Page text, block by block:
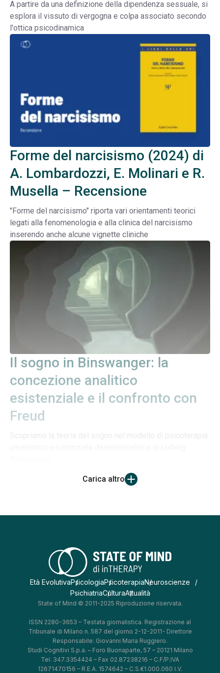
A partire da una definizione della dipendenza sessuale, si
esplora il vissuto di vergogna e colpa associato secondo
l'ottica psicodinamica
Forme del narcisismo (2024) di
A. Lombardozzi, E. Molinari e R.
Musella – Recensione
"Forme del narcisismo" riporta vari orientamenti teorici
legati alla fenomenologia e alla clinica del narcisismo
inserendo anche alcune vignette cliniche
Il sogno in Binswanger: la
concezione analitico
esistenziale e il confronto con
Freud
Carica altro
Età EvolutivaPsicologiaPsicoterapiaNeuroscienze
PsichiatriaCulturaAttualità
State of Mind © 2011-2025 Riproduzione riservata.
ISSN 2280-3653 – Testata giornalistica. Registrazione al
Tribunale di Milano n. 587 del giorno 2-12-2011- Direttore
Responsabile: Giovanni Maria Ruggiero.
Studi Cognitivi S.p.a. – Foro Buonaparte, 57 – 20121 Milano
Tel. 347.3354424 – Fax 02.87238216 – C.F/P.IVA
12671470156 – R.E.A. 1574642 – C.S.€1.000.060 I.V.